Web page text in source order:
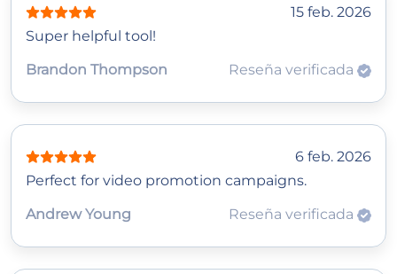
15 feb. 2026
Super helpful tool!
Brandon Thompson
Reseña verificada
6 feb. 2026
Perfect for video promotion campaigns.
Andrew Young
Reseña verificada